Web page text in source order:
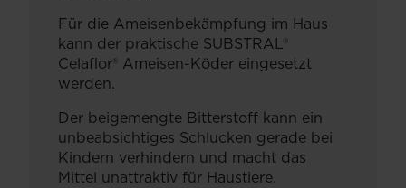
Für die Ameisenbekämpfung im Haus
kann der praktische SUBSTRAL®
Celaflor® Ameisen-Köder eingesetzt
werden.
Der beigemengte Bitterstoff kann ein
unbeabsichtiges Schlucken gerade bei
Kindern verhindern und macht das
Mittel unattraktiv für Haustiere.